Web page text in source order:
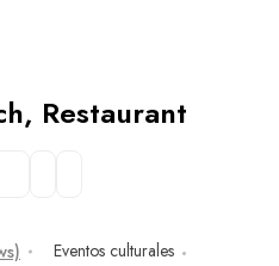
Restaurant
Eventos culturales